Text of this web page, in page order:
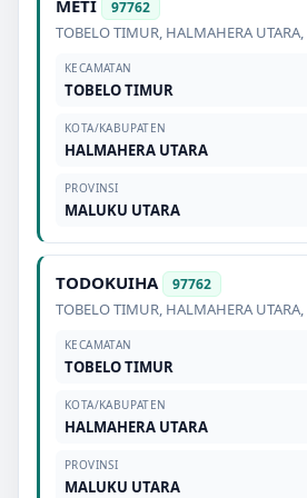
METI 97762
TOBELO TIMUR, HALMAHERA UTARA,
KECAMATAN
TOBELO TIMUR
KOTA/KABUPATEN
HALMAHERA UTARA
PROVINSI
MALUKU UTARA
TODOKUIHA 97762
TOBELO TIMUR, HALMAHERA UTARA,
KECAMATAN
TOBELO TIMUR
KOTA/KABUPATEN
HALMAHERA UTARA
PROVINSI
MALUKU UTARA